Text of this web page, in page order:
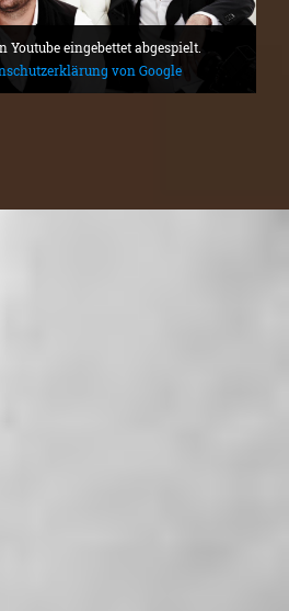
Youtube eingebettet abgespielt.
von Google